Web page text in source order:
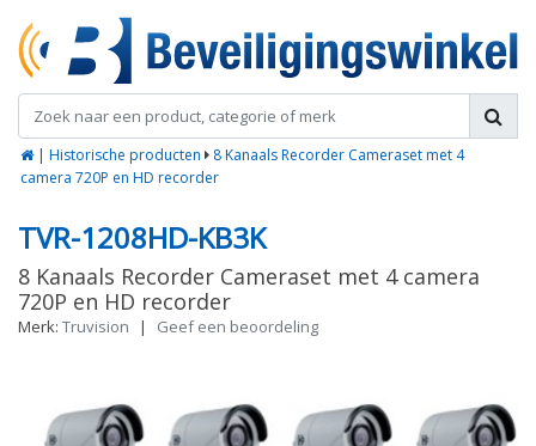
| Historische producten
8 Kanaals Recorder Cameraset met 4
camera 720P en HD recorder
TVR-1208HD-KB3K
8 Kanaals Recorder Cameraset met 4 camera
720P en HD recorder
Merk: Truvision | Geef een beoordeling